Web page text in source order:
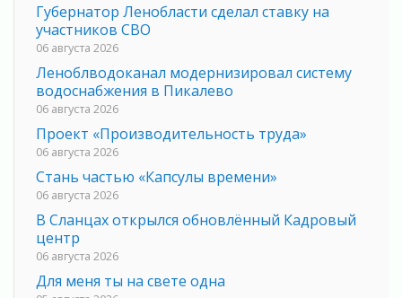
Губернатор Ленобласти сделал ставку на
участников СВО
06 августа 2026
Леноблводоканал модернизировал систему
водоснабжения в Пикалево
06 августа 2026
Проект «Производительность труда»
06 августа 2026
Стань частью «Капсулы времени»
06 августа 2026
В Сланцах открылся обновлённый Кадровый
центр
06 августа 2026
Для меня ты на свете одна